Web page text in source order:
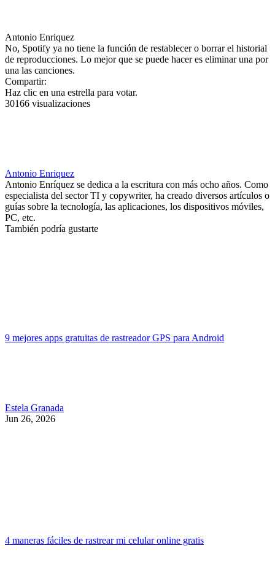
Antonio Enriquez
No, Spotify ya no tiene la función de restablecer o borrar el historial
de reproducciones. Lo mejor que se puede hacer es eliminar una por
una las canciones.
Compartir:
Haz clic en una estrella para votar.
30166 visualizaciones
Antonio Enriquez
Antonio Enríquez se dedica a la escritura con más ocho años. Como
especialista del sector TI y copywriter, ha creado diversos artículos o
guías sobre la tecnología, las aplicaciones, los dispositivos móviles,
PC, etc.
También podría gustarte
9 mejores apps gratuitas de rastreador GPS para Android
Estela Granada
Jun 26, 2026
4 maneras fáciles de rastrear mi celular online gratis